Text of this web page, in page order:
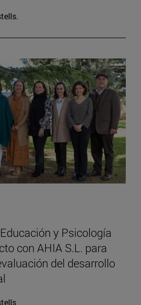
y Psicología
con AHIA S.L. para
del desarrollo